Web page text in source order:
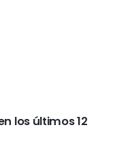
los últimos 12